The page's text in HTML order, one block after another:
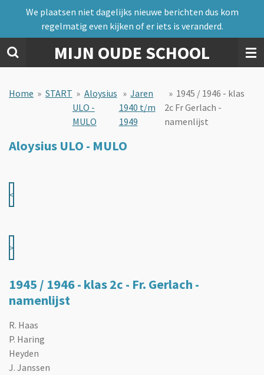
naar
de
hoofdinhoud
MIJN OUDE SCHOOL
We plaatsen niet dagelijks nieuwe berichten dus kom
regelmatig even kijken of er iets is veranderd.
Home » START » Aloysius
ULO -
MULO
» Jaren
1940 t/m
1949
» 1945 / 1946 - klas
2c Fr Gerlach -
namenlijst
Aloysius ULO - MULO
<
>
1945 / 1946 - klas 2c - Fr. Gerlach -
namenlijst
R. Haas
P. Haring
Heyden
J. Janssen